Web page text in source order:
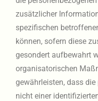
zusätzlicher
spezifischen
können, sofern diese
gesondert aufbewahrt
organisatorischen
gewährleisten, dass
nicht einer